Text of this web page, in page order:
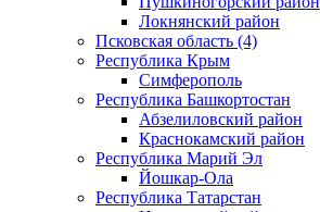
Локнянский район
Псковская область (4)
Республика Крым
Симферополь
Республика Башкортостан
Абзелиловский район
Краснокамский район
Республика Марий Эл
Йошкар-Ола
Республика Татарстан